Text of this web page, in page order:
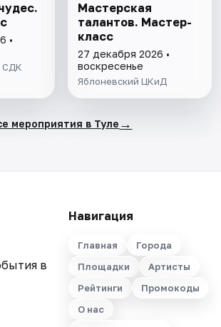
•
СДК
Мастерская
талантов. Мастер-
класс
27 декабря 2026 •
воскресенье
Яблоневский ЦКиД
мероприятия в Туле →
в
Навигация
Главная
Города
Площадки
Артисты
Рейтинги
Промокоды
О нас